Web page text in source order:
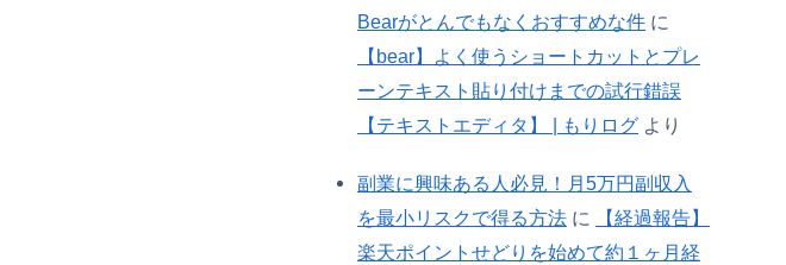
Bearがとんでもなくおすすめな件 に
【bear】よく使うショートカットとプレ
ーンテキスト貼り付けまでの試行錯誤
【テキストエディタ】 | もりログ より
副業に興味ある人必見！月5万円副収入
を最小リスクで得る方法 に
【経過報告】
楽天ポイントせどりを始めて約１ヶ月経